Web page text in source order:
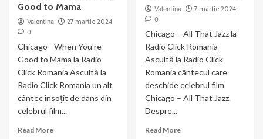
Good to Mama
Valentina
27 martie 2024
0
Chicago - When You're
Good to Mama la Radio
Click Romania Ascultă la
Radio Click Romania un alt
cântec însoțit de dans din
celebrul film...
Read MoreRead
Valentina
7 martie 2024
0
Chicago – All That Jazz la
Radio Click Romania
Ascultă la Radio Click
Romania cântecul care
deschide celebrul film
Chicago – All That Jazz.
Despre...
Read MoreRead